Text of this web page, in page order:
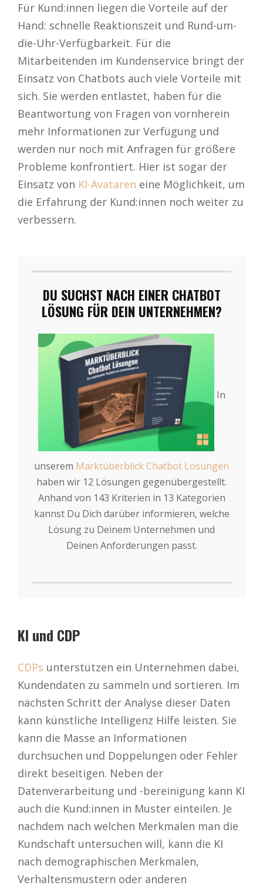
Für Kund:innen liegen die Vorteile auf der
Hand: schnelle Reaktionszeit und Rund-um-
die-Uhr-Verfügbarkeit. Für die
Mitarbeitenden im Kundenservice bringt der
Einsatz von Chatbots auch viele Vorteile mit
sich. Sie werden entlastet, haben für die
Beantwortung von Fragen von vornherein
mehr Informationen zur Verfügung und
werden nur noch mit Anfragen für größere
Probleme konfrontiert. Hier ist sogar der
Einsatz von KI-Avataren eine Möglichkeit, um
die Erfahrung der Kund:innen noch weiter zu
verbessern.
DU SUCHST NACH EINER CHATBOT
LÖSUNG FÜR DEIN UNTERNEHMEN?
In
unserem Marktüberblick Chatbot Lösungen
haben wir 12 Lösungen gegenübergestellt.
Anhand von 143 Kriterien in 13 Kategorien
kannst Du Dich darüber informieren, welche
Lösung zu Deinem Unternehmen und
Deinen Anforderungen passt.
KI und CDP
CDPs unterstützen ein Unternehmen dabei,
Kundendaten zu sammeln und sortieren. Im
nächsten Schritt der Analyse dieser Daten
kann künstliche Intelligenz Hilfe leisten. Sie
kann die Masse an Informationen
durchsuchen und Doppelungen oder Fehler
direkt beseitigen. Neben der
Datenverarbeitung und -bereinigung kann KI
auch die Kund:innen in Muster einteilen. Je
nachdem nach welchen Merkmalen man die
Kundschaft untersuchen will, kann die KI
nach demographischen Merkmalen,
Verhaltensmustern oder anderen